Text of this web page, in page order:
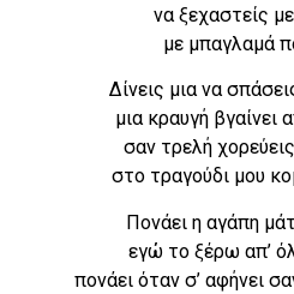
να ξεχαστείς
με μπαγλαμά
Δίνεις μια να
μια κραυγή βγαίνει
σαν τρελή
στο τραγούδι μου
Πονάει η αγάπη
εγώ το ξέρω απ’
πονάει όταν σ’ αφήνει